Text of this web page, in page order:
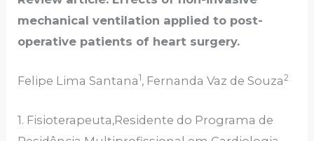
mechanical ventilation applied to post-
operative patients of heart surgery.
Felipe Lima Santana1, Fernanda Vaz de Souza2
1. Fisioterapeuta,Residente do Programa de